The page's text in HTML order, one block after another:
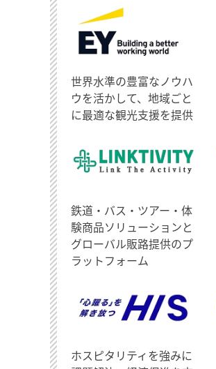
世界水準の豊富なノウハ
ウを活かして、地域ごと
に最適な観光支援を提供
鉄道・バス・ツアー・体
験商品ソリューションと
グローバル販路提供のプ
ラットフォーム
ホスピタリティを強みに